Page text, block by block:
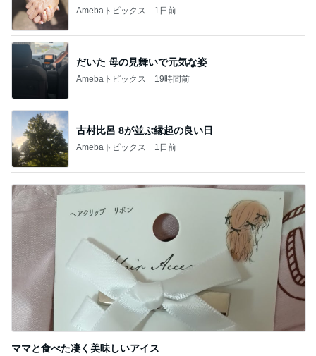
Amebaトピックス 1日前
だいた 母の見舞いで元気な姿
Amebaトピックス 19時間前
古村比呂 8が並ぶ縁起の良い日
Amebaトピックス 1日前
ママと食べた凄く美味しいアイス